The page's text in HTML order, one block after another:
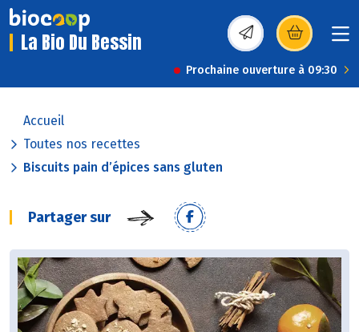
La Bio Du Bessin (s’ouvre dans une
Prochaine ouverture à 09:30
Accueil
Toutes nos recettes
Biscuits pain d’épices sans gluten
Partager sur